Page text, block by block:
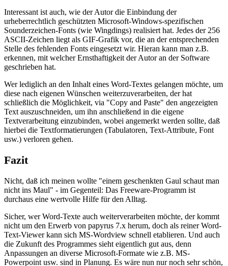
Interessant ist auch, wie der Autor die Einbindung der
urheberrechtlich geschützten Microsoft-Windows-spezifischen
Sounderzeichen-Fonts (wie Wingdings) realisiert hat. Jedes der 256
ASCII-Zeichen liegt als GIF-Grafik vor, die an der entsprechenden
Stelle des fehlenden Fonts eingesetzt wir. Hieran kann man z.B.
erkennen, mit welcher Ernsthaftigkeit der Autor an der Software
geschrieben hat.
Wer lediglich an den Inhalt eines Word-Textes gelangen möchte, um
diese nach eigenen Wünschen weiterzuverarbeiten, der hat
schließlich die Möglichkeit, via "Copy and Paste" den angezeigten
Text auszuschneiden, um ihn anschließend in die eigene
Textverarbeitung einzubinden, wobei angemerkt werden sollte, daß
hierbei die Textformatierungen (Tabulatoren, Text-Attribute, Font
usw.) verloren gehen.
Fazit
Nicht, daß ich meinen wollte "einem geschenkten Gaul schaut man
nicht ins Maul" - im Gegenteil: Das Freeware-Programm ist
durchaus eine wertvolle Hilfe für den Alltag.
Sicher, wer Word-Texte auch weiterverarbeiten möchte, der kommt
nicht um den Erwerb von papyrus 7.x herum, doch als reiner Word-
Text-Viewer kann sich MS-Wordview schnell etablieren. Und auch
die Zukunft des Programmes sieht eigentlich gut aus, denn
Anpassungen an diverse Microsoft-Formate wie z.B. MS-
Powerpoint usw. sind in Planung. Es wäre nun nur noch sehr schön,